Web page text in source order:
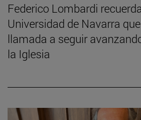
Federico Lombardi
Universidad de Navarra
llamada a seguir
la Iglesia